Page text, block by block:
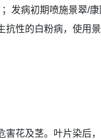
发病初期喷施景翠/
抗性的白粉病，使用
花及茎。叶片染后